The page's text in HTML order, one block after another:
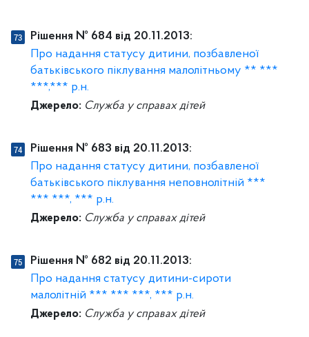
Рішення № 684 від 20.11.2013:
Про надання статусу дитини, позбавленої
батьківського піклування малолітньому ** ***
***,*** р.н.
Джерело: Служба у справах дітей
Рішення № 683 від 20.11.2013:
Про надання статусу дитини, позбавленої
батьківського піклування неповнолітній ***
*** ***, *** р.н.
Джерело: Служба у справах дітей
Рішення № 682 від 20.11.2013:
Про надання статусу дитини-сироти
малолітній *** *** ***, *** р.н.
Джерело: Служба у справах дітей